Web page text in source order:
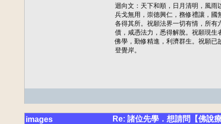
迴向文：天下和順，日月清明，風雨
兵戈無用，崇德興仁，務修禮讓，國
各得其所。祝願法界一切有情，所有
債，咸憑法力，悉得解脫。祝願現生
佛學，勤修精進，利濟群生。祝願已
登覺岸。
images Re: 諸位先學．想請問【佛說